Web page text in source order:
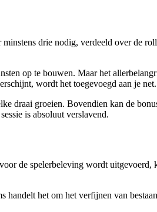
drie nodig, verdeeld over de
op te bouwen. Maar het
wordt het toegevoegd aan je net.
draai groeien. Bovendien kan de
is absoluut verslavend.
de spelerbeleving wordt uitgevoerd,
het om het verfijnen van